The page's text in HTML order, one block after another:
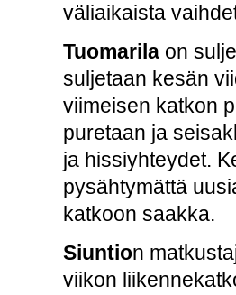
väliaikaista
Tuomarila on
suljetaan kesän
viimeisen katkon
puretaan ja
ja hissiyhteydet.
pysähtymättä
katkoon saakka.
Siuntion
viikon